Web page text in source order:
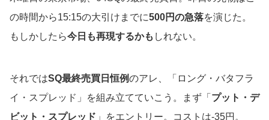
の時間から15:15の大引けまでに500円の急落を演じた。
もしかしたら今日も再現するかも しれない。
それではSQ最終売買日恒例のアレ、「ロング・バタフラ
イ・スプレッド」を組み立てていこう。まず「 プット・デ
ビット・スプレッド 」をエントリー。コストは-35円。